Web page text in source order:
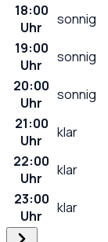
18:00
Uhr
sonnig
19:00
Uhr
sonnig
20:00
Uhr
sonnig
21:00
Uhr
klar
22:00
Uhr
klar
23:00
Uhr
klar